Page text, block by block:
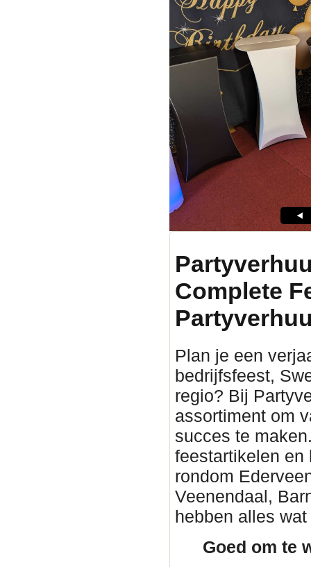
Complete
Plan je een
bedrijfsfeest,
regio? Bij
assortiment om
succes te
feestartikelen en
rondom
Veenendaal,
hebben alles
Goed om te